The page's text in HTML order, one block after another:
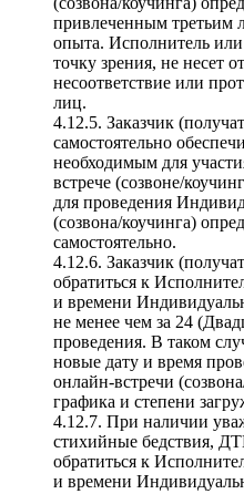
привлеченным третьим
опыта. Исполнитель
точку зрения, не несет
несоответствие или
лиц.
4.12.5. Заказчик
самостоятельно
необходимым для
встрече (созвоне/
для проведения
(созвона/коучинга)
самостоятельно.
4.12.6. Заказчик
обратиться к
и времени
не менее чем за 24
проведения. В таком
новые дату и время
онлайн-встречи
графика и степени
4.12.7. При наличии
стихийные бедствия,
обратиться к
и времени